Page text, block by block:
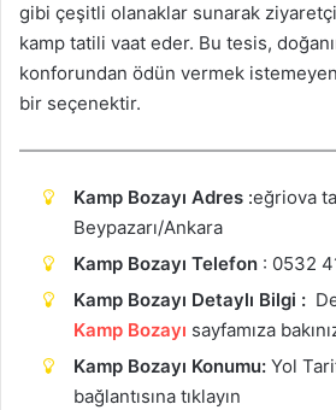
gibi çeşitli olanaklar sunarak
kamp tatili vaat eder. Bu tesis,
konforundan ödün vermek
bir seçenektir.
Kamp Bozayı Adres :eğriova
Beypazarı/Ankara
Kamp Bozayı Telefon : 0532
Kamp Bozayı Detaylı Bilgi :
Kamp Bozayı sayfamıza
Kamp Bozayı Konumu: Yol
bağlantısına tıklayın